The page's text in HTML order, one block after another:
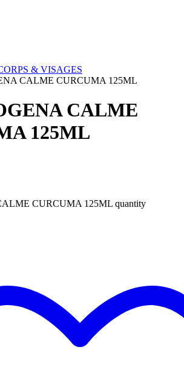
& VISAGES
CALME CURCUMA 125ML
CALME
125ML
CURCUMA 125ML quantity